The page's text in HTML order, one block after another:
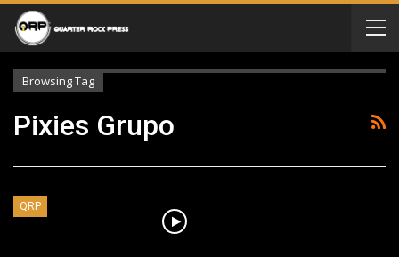
Browsing Tag
Pixies Grupo
QRP